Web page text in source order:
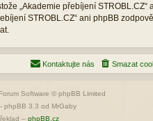
„Akademie přebíjení STROBL.CZ“
STROBL.CZ“ ani phpBB
Smazat
Kontaktujte nás
Software © phpBB Limited
phpBB 3.3 od MrGaby
– phpBB.cz